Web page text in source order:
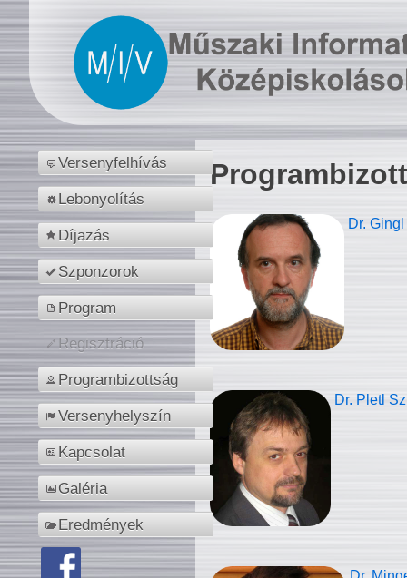
Versenyfelhívás
Lebonyolítás
Díjazás
Szponzorok
Program
Regisztráció
Programbizottság
Versenyhelyszín
Kapcsolat
Galéria
Eredmények
Dr.
Dr. Pletl